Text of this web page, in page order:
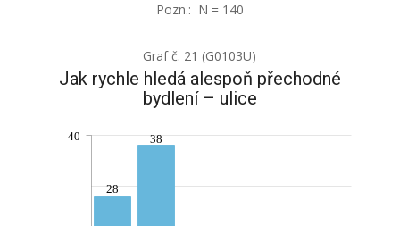
Pozn.: N = 140
Graf č. 21 (G0103U)
Jak rychle hledá alespoň přechodné
bydlení – ulice
28
38
40